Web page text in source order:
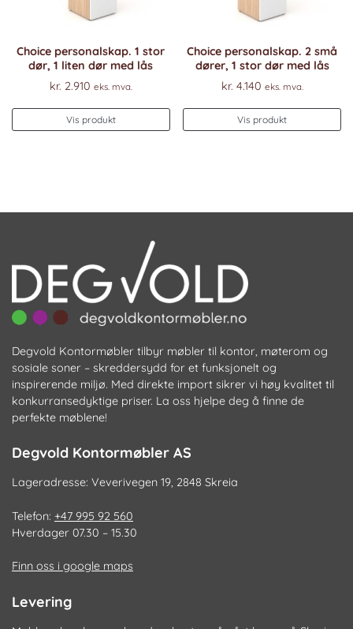
Choice personalskap. 1 stor
dør, 1 liten dør med lås
kr. 2.910 eks. mva.
Vis produkt
Choice personalskap. 2 små
dører, 1 stor dør med lås
kr. 4.140 eks. mva.
Vis produkt
Degvold Kontormøbler tilbyr møbler til kontor, møterom og
sosiale soner – skreddersydd for et funksjonelt og
inspirerende miljø. Med direkte import sikrer vi høy kvalitet til
konkurransedyktige priser. La oss hjelpe deg å finne de
perfekte møblene!
Degvold Kontormøbler AS
Lageradresse: Veverivegen 19, 2848 Skreia
Telefon: +47 995 92 560
Hverdager 07.30 – 15.30
Finn oss i google maps
Levering